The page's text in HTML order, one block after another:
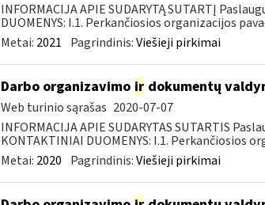
INFORMACIJA APIE SUDARYTĄ SUTARTĮ
DUOMENYS: I.1. Perkančiosios organizacijos
Metai: 2021 Pagrindinis:Viešieji pirkimai
Darbo organizavimo irdokumentų
Web turinio sąrašas 2020-07-07
INFORMACIJA APIE SUDARYTAS SUTARTIS
KONTAKTINIAI DUOMENYS: I.1. Perkančiosios
Metai: 2020 Pagrindinis:Viešieji pirkimai